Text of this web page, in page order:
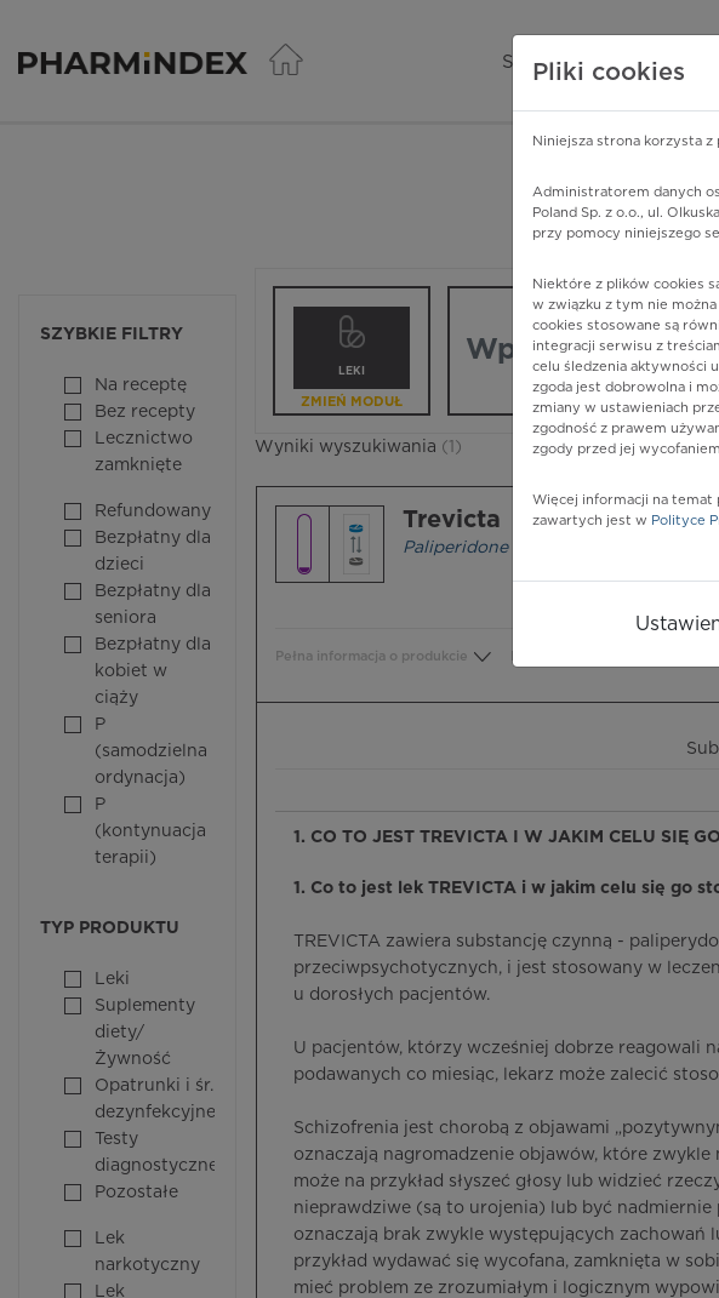
Pharmindex - lider wiedzy o
SERWISY PHARMINDEX
SZYBKIE FILTRY
Na receptę
Bez recepty
Lecznictwo
zamknięte
Refundowany
Bezpłatny dla
dzieci
Bezpłatny dla
seniora
Bezpłatny dla
kobiet w
ciąży
P
(samodzielna
ordynacja)
P
(kontynuacja
terapii)
TYP PRODUKTU
Leki
Suplementy
diety/
Żywność
Opatrunki i śr.
dezynfekcyjne
Testy
diagnostyczne
Pozostałe
Lek
narkotyczny
Lek
LEKI
ZMIEŃ MODUŁ
Wpisz nazwę lub substancję
Wyniki wyszukiwania (1)
Trevicta
Paliperidone
Pełna informacja o produkcie
1. CO TO JEST TREVICTA I W JAKIM CELU SIĘ
1. Co to jest lek TREVICTA i w jakim celu się go
TREVICTA zawiera substancję czynną -
przeciwpsychotycznych, i jest stosowany w
u dorosłych pacjentów.
U pacjentów, którzy wcześniej dobrze reagowali
podawanych co miesiąc, lekarz może zalecić
Schizofrenia jest chorobą z objawami
oznaczają nagromadzenie objawów, które
może na przykład słyszeć głosy lub widzieć
nieprawdziwe (są to urojenia) lub być
oznaczają brak zwykle występujących zachowań
przykład wydawać się wycofana, zamknięta w
mieć problem ze zrozumiałym i logicznym
Pliki cookies
Niniejsza strona korzysta z
Administratorem danych
Poland Sp. z o.o., ul.
przy pomocy niniejszego
Niektóre z plików cookies
w związku z tym nie
cookies stosowane są
integracji serwisu z
celu śledzenia aktywności
zgoda jest dobrowolna i
zmiany w ustawieniach
zgodność z prawem
zgody przed jej
Więcej informacji na temat
zawartych jest w Polityce